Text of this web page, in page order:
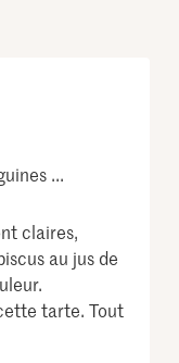
...
claires,
au jus de
tarte. Tout